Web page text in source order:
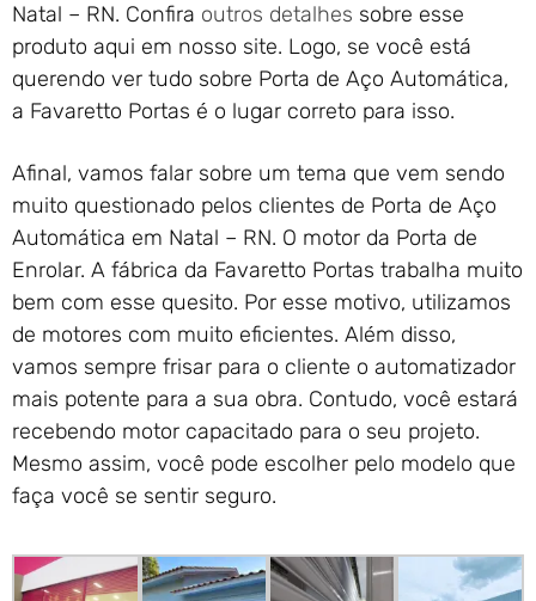
Natal – RN. Confira outros detalhes sobre esse
produto aqui em nosso site. Logo, se você está
querendo ver tudo sobre Porta de Aço Automática,
a Favaretto Portas é o lugar correto para isso.
Afinal, vamos falar sobre um tema que vem sendo
muito questionado pelos clientes de Porta de Aço
Automática em Natal – RN. O motor da Porta de
Enrolar. A fábrica da Favaretto Portas trabalha muito
bem com esse quesito. Por esse motivo, utilizamos
de motores com muito eficientes. Além disso,
vamos sempre frisar para o cliente o automatizador
mais potente para a sua obra. Contudo, você estará
recebendo motor capacitado para o seu projeto.
Mesmo assim, você pode escolher pelo modelo que
faça você se sentir seguro.